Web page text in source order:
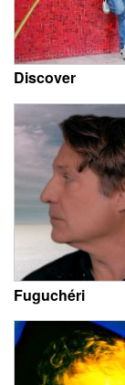
Discover
Fuguchéri